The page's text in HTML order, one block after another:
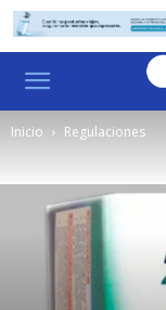
Inicio Regulaciones